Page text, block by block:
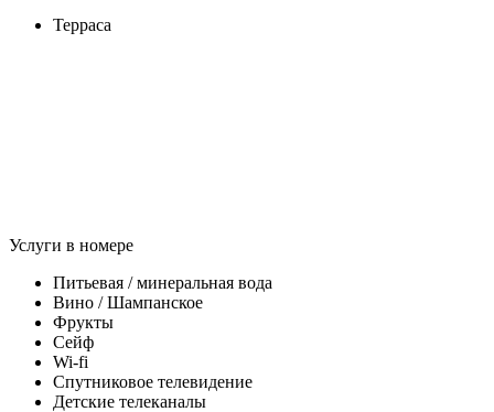
Терраса
Услуги в номере
Питьевая / минеральная вода
Вино / Шампанское
Фрукты
Сейф
Wi-fi
Спутниковое телевидение
Детские телеканалы